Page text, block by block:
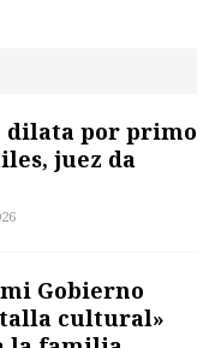
dilata por primo
juez da
Gobierno
cultural»